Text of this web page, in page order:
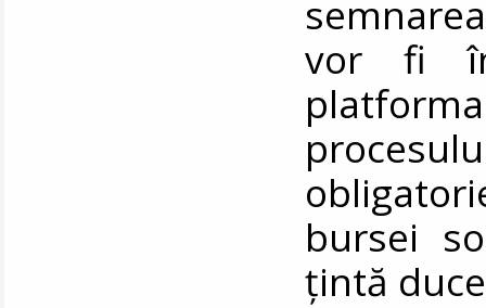
vor fi
bursei
țintă